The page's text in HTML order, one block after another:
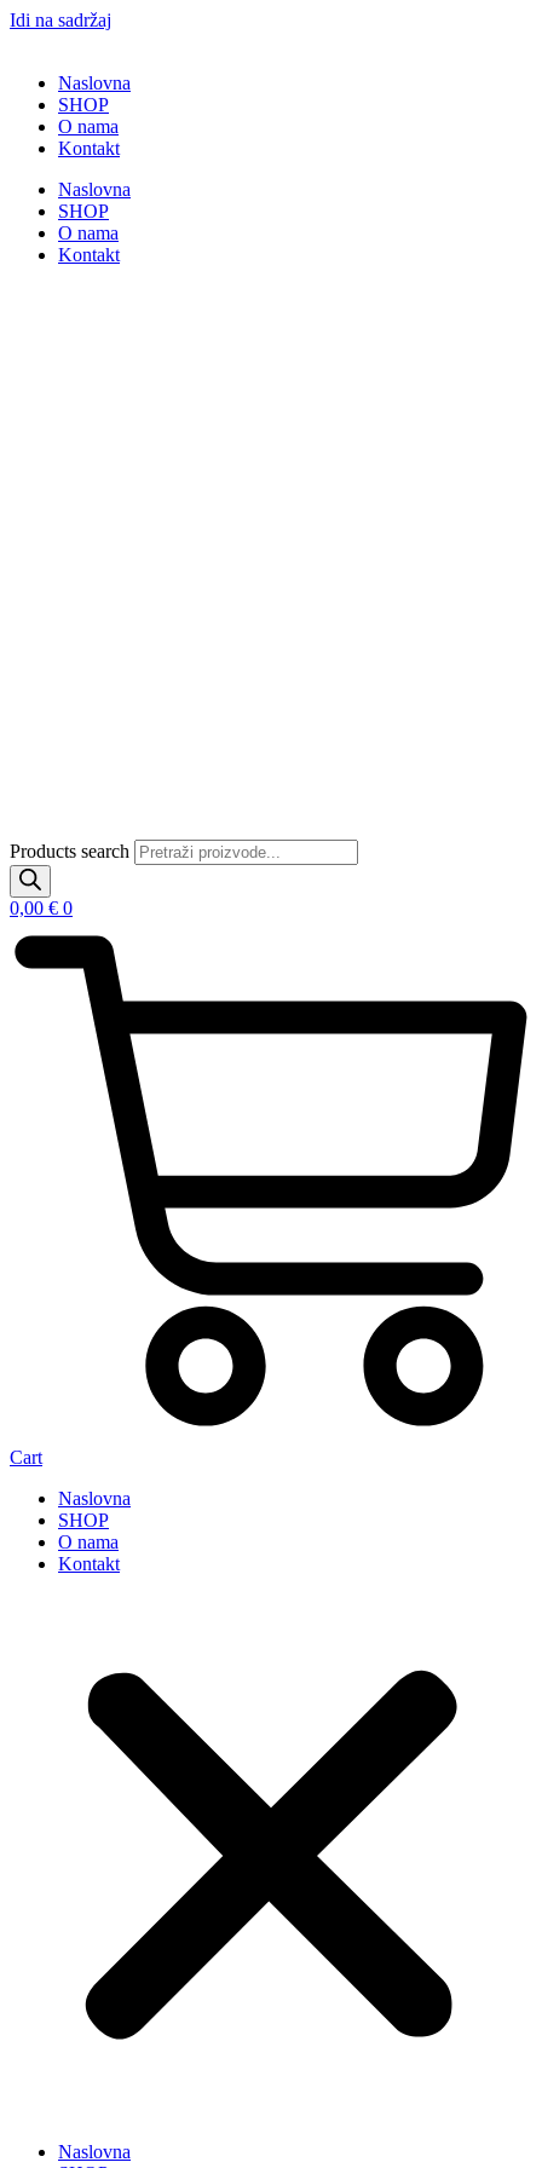
Idi na sadržaj
Naslovna
SHOP
O nama
Kontakt
Naslovna
SHOP
O nama
Kontakt
Products search
0,00 € 0
Cart
Naslovna
SHOP
O nama
Kontakt
Naslovna